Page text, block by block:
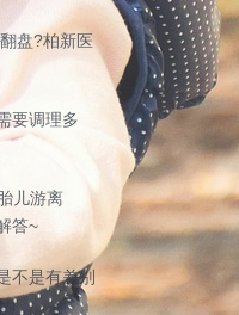
盘?柏新医
要调理多
儿游离
答~
不是有差别